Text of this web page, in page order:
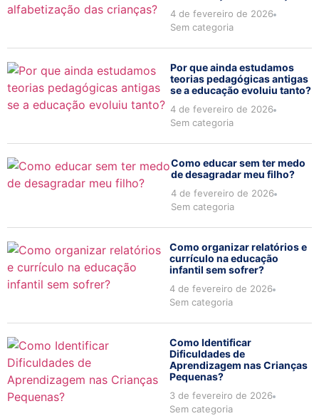
4 de fevereiro de 2026
Sem categoria
Por que ainda estudamos
teorias pedagógicas antigas
se a educação evoluiu tanto?
4 de fevereiro de 2026
Sem categoria
Como educar sem ter medo
de desagradar meu filho?
4 de fevereiro de 2026
Sem categoria
Como organizar relatórios e
currículo na educação
infantil sem sofrer?
4 de fevereiro de 2026
Sem categoria
Como Identificar
Dificuldades de
Aprendizagem nas Crianças
Pequenas?
3 de fevereiro de 2026
Sem categoria